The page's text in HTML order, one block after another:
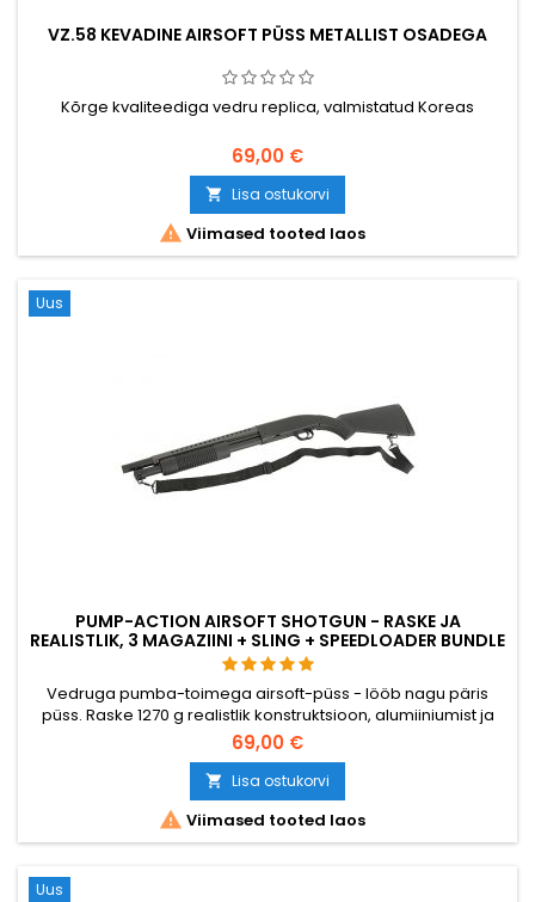
VZ.58 KEVADINE AIRSOFT PÜSS METALLIST OSADEGA
Kõrge kvaliteediga vedru replica, valmistatud Koreas
69,00 €
 Lisa ostukorvi
 Viimased tooted laos
Uus
PUMP-ACTION AIRSOFT SHOTGUN - RASKE JA
REALISTLIK, 3 MAGAZIINI + SLING + SPEEDLOADER BUNDLE
Vedruga pumba-toimega airsoft-püss - lööb nagu päris
püss. Raske 1270 g realistlik konstruktsioon, alumiiniumist ja
tugevdatud nailonist korpus, metallosad. Saadetakse täieliku
stardipaketina: 3 padrunit, kiirlaadija, sling ja stardipadrunid.
915 mm. Kuni ~400 FPS sõltuvalt BB kaalust.
69,00 €
 Lisa ostukorvi
 Viimased tooted laos
Uus